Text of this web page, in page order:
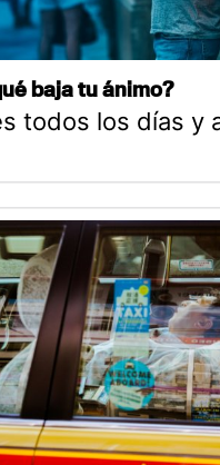
baja tu ánimo?
todos los días y